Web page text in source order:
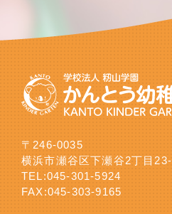
〒246-0035
横浜市瀬谷区下瀬谷2丁目
TEL:045-301-5924
FAX:045-303-9165